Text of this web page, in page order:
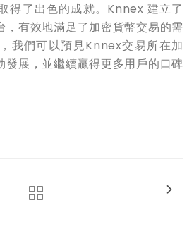
得了出色的成就。Knnex 建立了
，有效地滿足了加密貨幣交易的需
我們可以預見Knnex交易所在加
發展，並繼續贏得更多用戶的口碑